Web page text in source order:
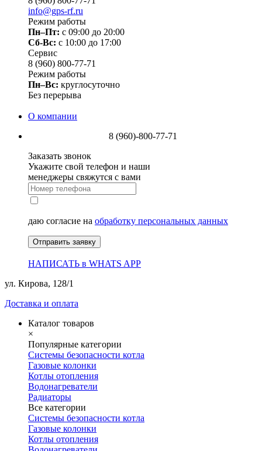
info@gps-rf.ru
Режим работы
Пн–Пт: с 09:00 до 20:00
Сб-Вс: c 10:00 до 17:00
Сервис
8 (960) 800-77-71
Режим работы
Пн–Вс: круглосуточно
Без перерыва
О компании
8 (960)-800-77-71
Заказать звонок
Укажите свой телефон и наши
менеджеры свяжутся с вами
даю согласие на обработку персональных данных
Отправить заявку
НАПИСАТЬ в WHATS APP
ул. Кирова, 128/1
Доставка и оплата
Каталог товаров
×
Популярные категории
Системы безопасности котла
Газовые колонки
Котлы отопления
Водонагреватели
Радиаторы
Все категории
Системы безопасности котла
Газовые колонки
Котлы отопления